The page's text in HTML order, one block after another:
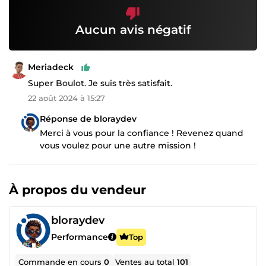
Aucun avis négatif
Meriadeck
Super Boulot. Je suis très satisfait.
22 août 2024 à 15:27
Réponse de bloraydev
Merci à vous pour la confiance ! Revenez quand
vous voulez pour une autre mission !
À propos du vendeur
bloraydev
Performance Top
Commande en cours0 Ventes au total101